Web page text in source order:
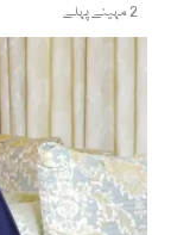
2 مہینے پہلے